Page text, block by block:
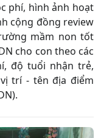
phí, hình ảnh hoạt
cộng đồng review
mầm non tốt
cho con theo các
độ tuổi nhận trẻ,
trí - tên địa điểm